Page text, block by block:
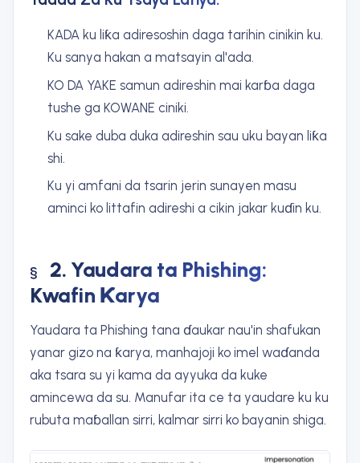
KADA ku liƙa adiresoshin daga tarihin cinikin ku.
Ku sanya hakan a matsayin al'ada.
KO DA YAKE samun adireshin mai karɓa daga
tushe ga KOWANE ciniki.
Ku sake duba duka adireshin sau uku bayan liƙa
shi.
Ku yi amfani da tsarin jerin sunayen masu
aminci ko littafin adireshi a cikin jakar kuɗin ku.
2. Yaudara ta Phishing:
Kwafin Ƙarya
Yaudara ta Phishing tana ɗaukar nau'in shafukan
yanar gizo na ƙarya, manhajoji ko imel waɗanda
aka tsara su yi kama da ayyuka da kuke
amincewa da su. Manufar ita ce ta yaudare ku ku
rubuta maɓallan sirri, kalmar sirri ko bayanin shiga.